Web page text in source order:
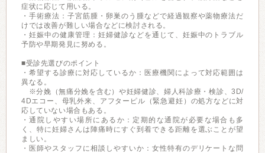
症状に応じて用いる。
・手術療法：子宮筋腫・卵巣のう腫などで経過観察や薬物療法だ
けでは改善が難しい場合などに検討される。
・妊娠中の健康管理：妊婦健診などを通じて、妊娠中のトラブル
予防や早期発見に努める。
■受診先選びのポイント
・希望する診療に対応しているか：医療機関によって対応範囲は
異なる。
※分娩（無痛分娩を含む）や妊婦健診、婦人科診療・検診、3D/
4Dエコー、母乳外来、アフターピル（緊急避妊）の処方などに対
応していない場合もある。
・通院しやすい場所にあるか：定期的な通院が必要な場合も多
く、特に妊婦さんは陣痛時にすぐ到着できる距離を選ぶことが望
ましい。
・医師やスタッフに相談しやすいか：女性特有のデリケートな問